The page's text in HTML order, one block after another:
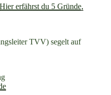
Hier erfährst du 5 Gründe,